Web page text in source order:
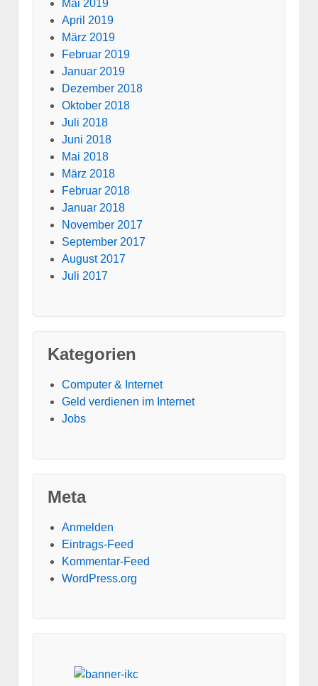
Mai 2019
April 2019
März 2019
Februar 2019
Januar 2019
Dezember 2018
Oktober 2018
Juli 2018
Juni 2018
Mai 2018
März 2018
Februar 2018
Januar 2018
November 2017
September 2017
August 2017
Juli 2017
Kategorien
Computer & Internet
Geld verdienen im Internet
Jobs
Meta
Anmelden
Eintrags-Feed
Kommentar-Feed
WordPress.org